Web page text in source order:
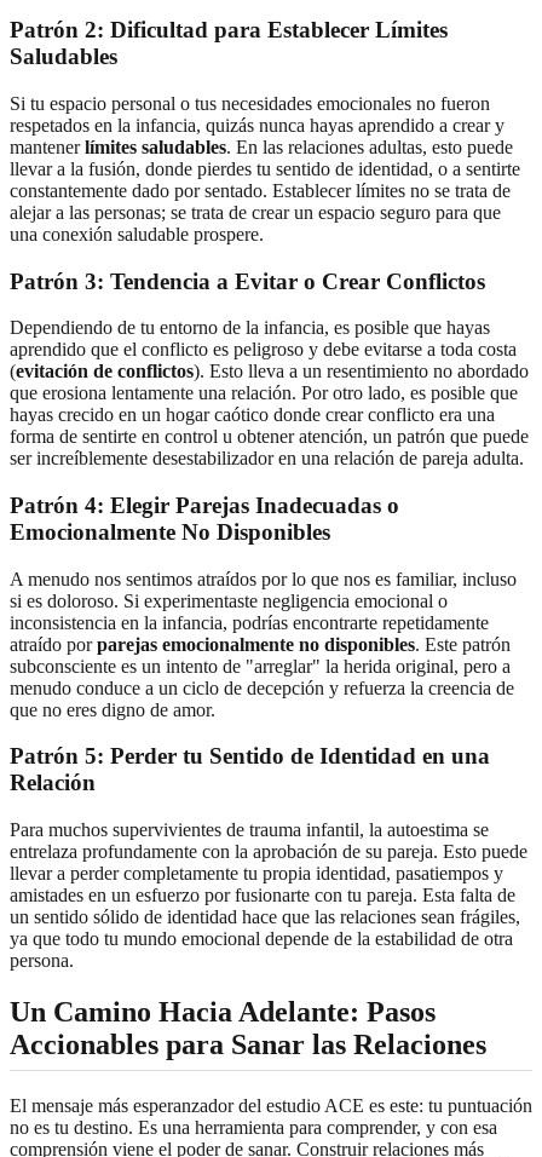
Patrón 2: Dificultad para Establecer Límites
Saludables
Si tu espacio personal o tus necesidades emocionales no fueron
respetados en la infancia, quizás nunca hayas aprendido a crear y
mantenerlímites saludables. En las relaciones adultas, esto puede
llevar a la fusión, donde pierdes tu sentido de identidad, o a sentirte
constantemente dado por sentado. Establecer límites no se trata de
alejar a las personas; se trata de crear un espacio seguro para que
una conexión saludable prospere.
Patrón 3: Tendencia a Evitar o Crear Conflictos
Dependiendo de tu entorno de la infancia, es posible que hayas
aprendido que el conflicto es peligroso y debe evitarse a toda costa
(evitación de conflictos). Esto lleva a un resentimiento no abordado
que erosiona lentamente una relación. Por otro lado, es posible que
hayas crecido en un hogar caótico donde crear conflicto era una
forma de sentirte en control u obtener atención, un patrón que puede
ser increíblemente desestabilizador en una relación de pareja adulta.
Patrón 4: Elegir Parejas Inadecuadas o
Emocionalmente No Disponibles
A menudo nos sentimos atraídos por lo que nos es familiar, incluso
si es doloroso. Si experimentaste negligencia emocional o
inconsistencia en la infancia, podrías encontrarte repetidamente
atraído porparejas emocionalmente no disponibles. Este patrón
subconsciente es un intento de "arreglar" la herida original, pero a
menudo conduce a un ciclo de decepción y refuerza la creencia de
que no eres digno de amor.
Patrón 5: Perder tu Sentido de Identidad en una
Relación
Para muchos supervivientes de trauma infantil, la autoestima se
entrelaza profundamente con la aprobación de su pareja. Esto puede
llevar a perder completamente tu propia identidad, pasatiempos y
amistades en un esfuerzo por fusionarte con tu pareja. Esta falta de
un sentido sólido de identidad hace que las relaciones sean frágiles,
ya que todo tu mundo emocional depende de la estabilidad de otra
persona.
Un Camino Hacia Adelante: Pasos
Accionables para Sanar las Relaciones
El mensaje más esperanzador del estudio ACE es este: tu puntuación
no es tu destino. Es una herramienta para comprender, y con esa
comprensión viene el poder de sanar. Construir relaciones más